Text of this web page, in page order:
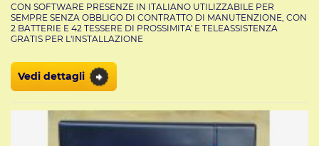
CON SOFTWARE PRESENZE IN ITALIANO UTILIZZABILE PER
SEMPRE SENZA OBBLIGO DI CONTRATTO DI MANUTENZIONE, CON
2 BATTERIE E 42 TESSERE DI PROSSIMITA' E TELEASSISTENZA
GRATIS PER L'INSTALLAZIONE
Vedi dettagli